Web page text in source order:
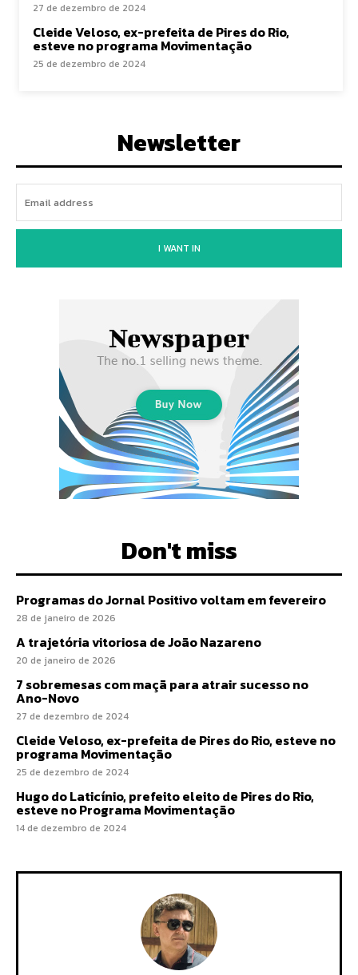
27 de dezembro de 2024
Cleide Veloso, ex-prefeita de Pires do Rio,
esteve no programa Movimentação
25 de dezembro de 2024
Newsletter
I WANT IN
Don't miss
Programas do Jornal Positivo voltam em fevereiro
28 de janeiro de 2026
A trajetória vitoriosa de João Nazareno
20 de janeiro de 2026
7 sobremesas com maçã para atrair sucesso no
Ano-Novo
27 de dezembro de 2024
Cleide Veloso, ex-prefeita de Pires do Rio, esteve no
programa Movimentação
25 de dezembro de 2024
Hugo do Laticínio, prefeito eleito de Pires do Rio,
esteve no Programa Movimentação
14 de dezembro de 2024